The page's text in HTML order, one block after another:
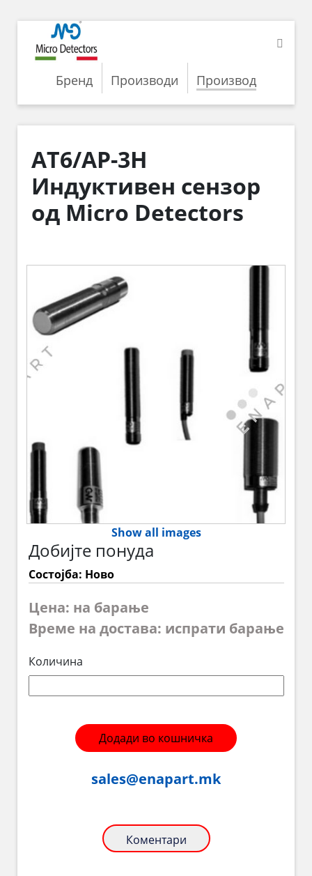
Бренд Производи Производ
AT6/AP-3H
Индуктивен сензор
од Micro Detectors
Show all images
Добијте понуда
Состојба: Ново
Цена: на барање
Време на достава: испрати барање
Количина
Додади во кошничка
sales@enapart.mk
Коментари